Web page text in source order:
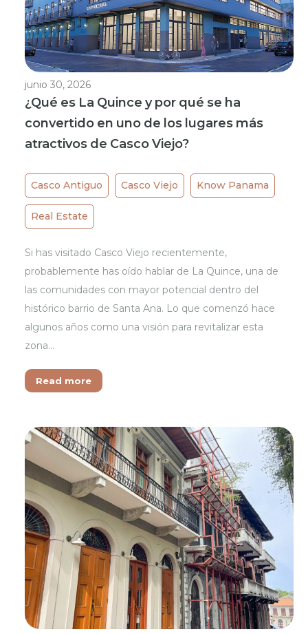
junio 30, 2026
¿Qué es La Quince y por qué se ha
convertido en uno de los lugares más
atractivos de Casco Viejo?
Casco Antiguo Casco Viejo Know Panama
Real Estate
Si has visitado Casco Viejo recientemente,
probablemente has oído hablar de La Quince, una de
las comunidades con mayor potencial dentro del
histórico barrio de Santa Ana. Lo que comenzó hace
algunos años como una visión para revitalizar esta
zona…
Read more